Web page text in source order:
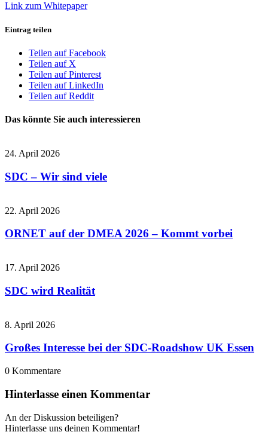
Link zum Whitepaper
Eintrag teilen
Teilen auf Facebook
Teilen auf X
Teilen auf Pinterest
Teilen auf LinkedIn
Teilen auf Reddit
Das könnte Sie auch interessieren
24. April 2026
SDC – Wir sind viele
22. April 2026
ORNET auf der DMEA 2026 – Kommt vorbei
17. April 2026
SDC wird Realität
8. April 2026
Großes Interesse bei der SDC-Roadshow UK Essen
0 Kommentare
Hinterlasse einen Kommentar
An der Diskussion beteiligen?
Hinterlasse uns deinen Kommentar!